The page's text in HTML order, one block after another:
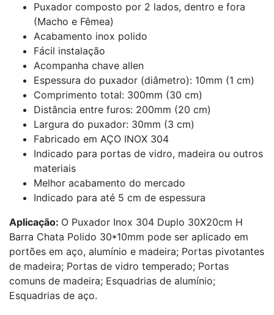
Puxador composto por 2 lados, dentro e fora
(Macho e Fêmea)
Acabamento inox polido
Fácil instalação
Acompanha chave allen
Espessura do puxador (diâmetro): 10mm (1 cm)
Comprimento total: 300mm (30 cm)
Distância entre furos: 200mm (20 cm)
Largura do puxador: 30mm (3 cm)
Fabricado em AÇO INOX 304
Indicado para portas de vidro, madeira ou outros
materiais
Melhor acabamento do mercado
Indicado para até 5 cm de espessura
Aplicação: O Puxador Inox 304 Duplo 30X20cm H
Barra Chata Polido 30*10mm pode ser aplicado em
portões em aço, alumínio e madeira; Portas pivotantes
de madeira; Portas de vidro temperado; Portas
comuns de madeira; Esquadrias de alumínio;
Esquadrias de aço.